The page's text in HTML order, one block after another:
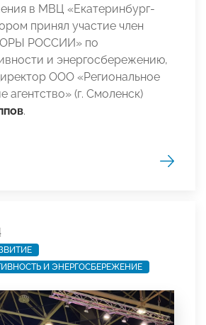
в МВЦ «Екатеринбург-
принял участие член
РОССИИ» по
и энергосбережению,
ООО «Региональное
агентство» (г. Смоленск)
.
И ЭНЕРГОСБЕРЕЖЕНИЕ